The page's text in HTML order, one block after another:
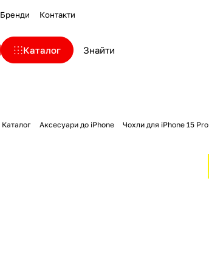
Бренди Контакти
Каталог
Каталог Аксесуари до iPhone Чохли для iPhone 15 Pro